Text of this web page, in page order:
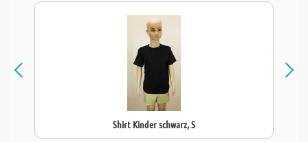
Shirt Kinder schwarz, S